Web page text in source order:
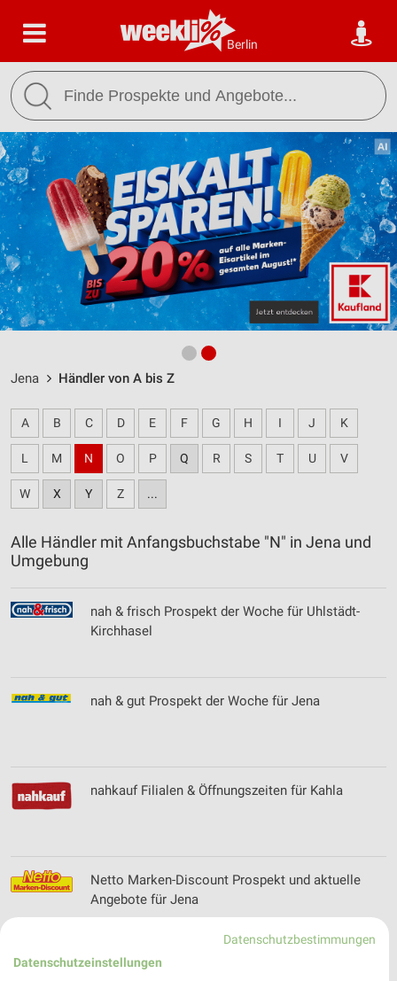
Berlin
Jena Händler von A bis Z
A B C D E F G H I J K
L M N O P Q R S T U V
W X Y Z ...
Alle Händler mit Anfangsbuchstabe "N" in Jena und
Umgebung
nah & frisch Prospekt der Woche für Uhlstädt-
Kirchhasel
nah & gut Prospekt der Woche für Jena
nahkauf Filialen & Öffnungszeiten für Kahla
Netto Marken-Discount Prospekt und aktuelle
Angebote für Jena
NKD Online Prospekt für Jena
Datenschutzbestimmungen
Datenschutzeinstellungen